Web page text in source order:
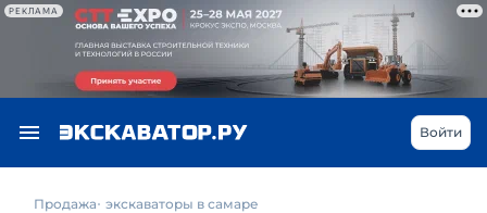
РЕКЛАМА
Войти
Продажа экскаваторы в самаре